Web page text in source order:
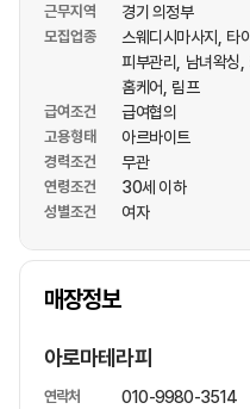
근무지역 경기 의정부
모집업종 스웨디시마사지 타
피부관리
남녀왁싱
홈케어
림프
급여조건 급여협의
고용형태 아르바이트
경력조건 무관
연령조건 30세 이하
성별조건 여자
매장정보
상호명
아로마테라피
연락처 010-9980-3514